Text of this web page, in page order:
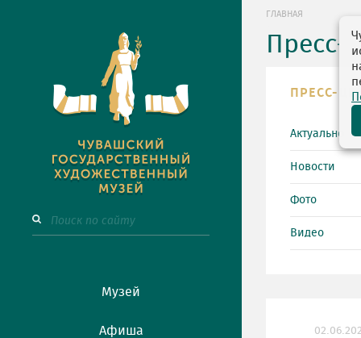
Музей
Афиша
ГЛАВНАЯ
Пресс-
ПРЕСС-
Актуально
Новости
Фото
Видео